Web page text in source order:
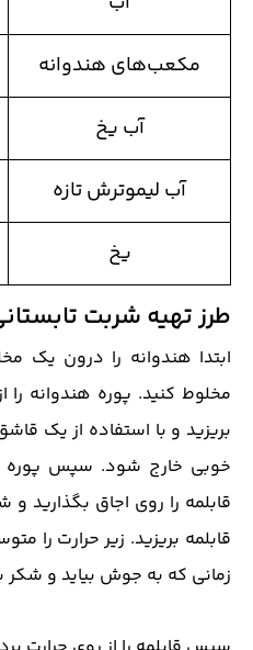
مکعب‌های هندوانه
آب یخ
آب لیموترش تازه
یخ
طرز تهیه شربت
ابتدا هندوانه را درون یک
مخلوط کنید. پوره هندوانه
بریزید و با استفاده از یک
خوبی خارج شود. سپس پوره
قابلمه را روی اجاق بگذارید
قابلمه بریزید. زیر حرارت را
زمانی که به جوش بیاید و